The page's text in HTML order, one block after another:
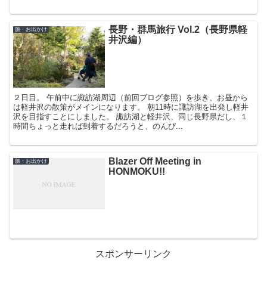
旅・お出かけ
長野・群馬旅行 Vol.2（長野県軽
井沢編）
２日目。 午前中に諏訪湖周辺（前回ブログ参照）を歩き、お昼から
は軽井沢の散策がメインになります。 朝11時に諏訪湖を出発し軽井
沢を目指すことにしました。 諏訪湖と軽井沢、同じ長野県だし、１
時間ちょっと走れば到着するだろうと、のんび...
旅・お出かけ
Blazer Off Meeting in
HONMOKU!!
スポンサーリンク